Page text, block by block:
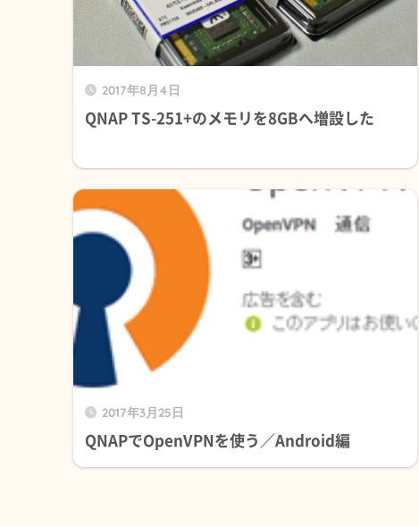
2017年8月4日
QNAP TS-251+のメモリを8GBへ増設した
2017年3月25日
QNAPでOpenVPNを使う／Android編